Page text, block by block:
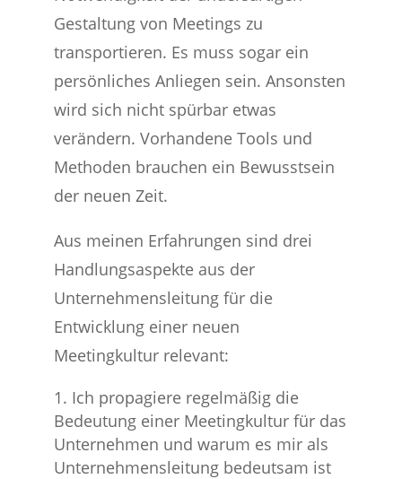
Gestaltung von Meetings zu
transportieren. Es muss sogar ein
persönliches Anliegen sein. Ansonsten
wird sich nicht spürbar etwas
verändern. Vorhandene Tools und
Methoden brauchen ein Bewusstsein
der neuen Zeit.
Aus meinen Erfahrungen sind drei
Handlungsaspekte aus der
Unternehmensleitung für die
Entwicklung einer neuen
Meetingkultur relevant:
Ich propagiere regelmäßig die
Bedeutung einer Meetingkultur für das
Unternehmen und warum es mir als
Unternehmensleitung bedeutsam ist